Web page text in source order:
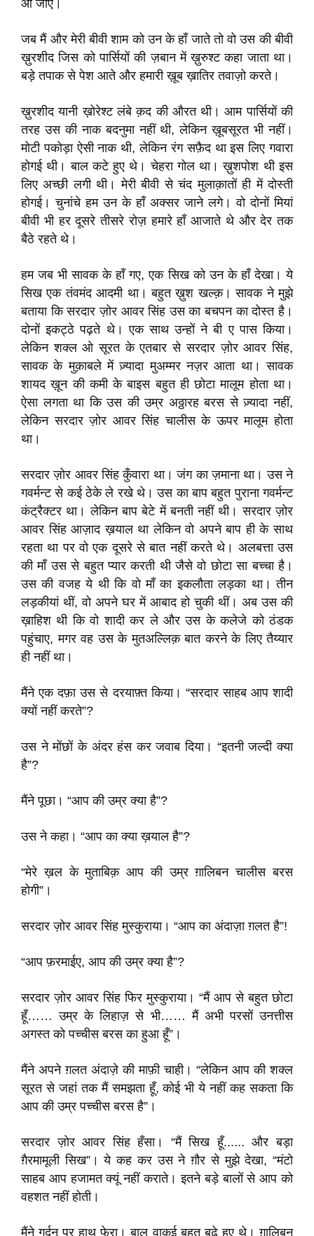
आ जाए।
जब मैं और मेरी बीवी शाम को उन के हाँ जाते तो वो उस की बीवी
ख़ुरशीद जिस को पार्सियों की ज़बान में ख़ुरुश्ट कहा जाता था।
बड़े तपाक से पेश आते और हमारी ख़ूब ख़ातिर तवाज़ो करते।
ख़ुरशीद यानी ख़ोरेश्ट लंबे क़द की औरत थी। आम पार्सियों की
तरह उस की नाक बदनुमा नहीं थी, लेकिन ख़ूबसूरत भी नहीं।
मोटी पकोड़ा ऐसी नाक थी, लेकिन रंग सफ़ैद था इस लिए गवारा
होगई थी। बाल कटे हुए थे। चेहरा गोल था। ख़ुशपोश थी इस
लिए अच्छी लगी थी। मेरी बीवी से चंद मुलाक़ातों ही में दोस्ती
होगई। चुनांचे हम उन के हाँ अक्सर जाने लगे। वो दोनों मियां
बीवी भी हर दूसरे तीसरे रोज़ हमारे हाँ आजाते थे और देर तक
बैठे रहते थे।
हम जब भी सावक के हाँ गए, एक सिख को उन के हाँ देखा। ये
सिख एक तंवमंद आदमी था। बहुत ख़ुश खल्क़। सावक ने मुझे
बताया कि सरदार ज़ोर आवर सिंह उस का बचपन का दोस्त है।
दोनों इकट्ठे पढ़ते थे। एक साथ उन्हों ने बी ए पास किया।
लेकिन शक्ल ओ सूरत के एतबार से सरदार ज़ोर आवर सिंह,
सावक के मुक़ाबले में ज़्यादा मुअम्मर नज़र आता था। सावक
शायद ख़ून की कमी के बाइस बहुत ही छोटा मालूम होता था।
ऐसा लगता था कि उस की उम्र अठ्ठारह बरस से ज़्यादा नहीं,
लेकिन सरदार ज़ोर आवर सिंह चालीस के ऊपर मालूम होता
था।
सरदार ज़ोर आवर सिंह कुँवारा था। जंग का ज़माना था। उस ने
गवर्मन्ट से कई ठेके ले रखे थे। उस का बाप बहुत पुराना गवर्मन्ट
कंट्रैक्टर था। लेकिन बाप बेटे में बनती नहीं थी। सरदार ज़ोर
आवर सिंह आज़ाद ख़याल था लेकिन वो अपने बाप ही के साथ
रहता था पर वो एक दूसरे से बात नहीं करते थे। अलबत्ता उस
की माँ उस से बहुत प्यार करती थी जैसे वो छोटा सा बच्चा है।
उस की वजह ये थी कि वो माँ का इकलौता लड़का था। तीन
लड़कीयां थीं, वो अपने घर में आबाद हो चुकी थीं। अब उस की
ख़ाहिश थी कि वो शादी कर ले और उस के कलेजे को ठंडक
पहुंचाए, मगर वह उस के मुतअल्लिक़ बात करने के लिए तैय्यार
ही नहीं था।
मैंने एक दफ़ा उस से दरयाफ़्त किया। “सरदार साहब आप शादी
क्यों नहीं करते”?
उस ने मोंछों के अंदर हंस कर जवाब दिया। “इतनी जल्दी क्या
है”?
मैंने पूछा। “आप की उम्र क्या है”?
उस ने कहा। “आप का क्या ख़याल है”?
“मेरे ख़ल के मुताबिक़ आप की उम्र ग़ालिबन चालीस बरस
होगी”।
सरदार ज़ोर आवर सिंह मुस्कुराया। “आप का अंदाज़ा ग़लत है”!
“आप फ़रमाईए, आप की उम्र क्या है”?
सरदार ज़ोर आवर सिंह फिर मुस्कुराया। “मैं आप से बहुत छोटा
हूँ…… उम्र के लिहाज़ से भी…… मैं अभी परसों उनत्तीस
अगस्त को पच्चीस बरस का हुआ हूँ”।
मैंने अपने ग़लत अंदाज़े की माफ़ी चाही। “लेकिन आप की शक्ल
सूरत से जहां तक मैं समझता हूँ, कोई भी ये नहीं कह सकता कि
आप की उम्र पच्चीस बरस है”।
सरदार ज़ोर आवर सिंह हँसा। “मैं सिख हूँ...... और बड़ा
ग़ैरमामूली सिख”। ये कह कर उस ने ग़ौर से मुझे देखा, “मंटो
साहब आप हजामत क्यूं नहीं कराते। इतने बड़े बालों से आप को
वहशत नहीं होती।
मैंने गर्दन पर हाथ फेरा। बाल वाक़ई बहुत बढ़े हुए थे। ग़ालिबन